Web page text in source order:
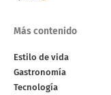
Más contenido
Estilo de vida
Gastronomía
Tecnología